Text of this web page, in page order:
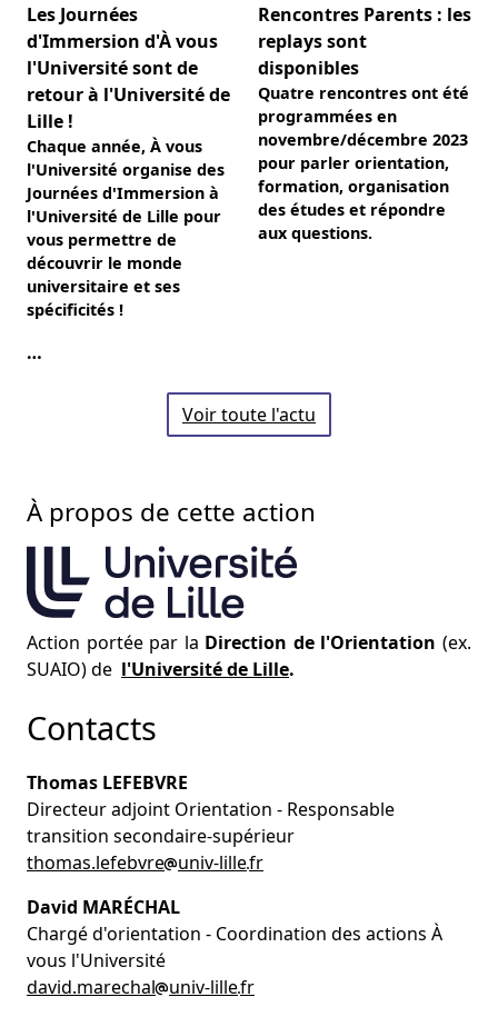
Les Journées
d'Immersion d'À vous
l'Université sont de
retour à l'Université de
Lille !
Chaque année, À vous
l'Université organise des
Journées d'Immersion à
l'Université de Lille pour
vous permettre de
découvrir le monde
universitaire et ses
spécificités !
…
Rencontres Parents : les
replays sont
disponibles
Quatre rencontres ont été
programmées en
novembre/décembre 2023
pour parler orientation,
formation, organisation
des études et répondre
aux questions.
Voir toute l'actu
À propos de cette action
Action portée par la Direction de l'Orientation (ex.
SUAIO) de l'Université de Lille.
Contacts
Thomas LEFEBVRE
Directeur adjoint Orientation - Responsable
transition secondaire-supérieur
thomas.lefebvre univ-lillefr
David MARÉCHAL
Chargé d'orientation - Coordination des actions À
vous l'Université
david.marechal univ-lillefr